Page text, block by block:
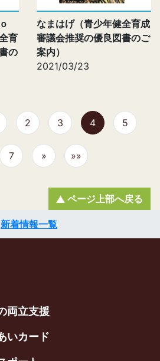
育
の
なまはげ（青少年健全育成
審議会推奨の優良図書のご
案内）
2021/03/23
2 3 4 5
7 » »»
新着情報一覧
ページ上部へ戻る
両立支援
いカード